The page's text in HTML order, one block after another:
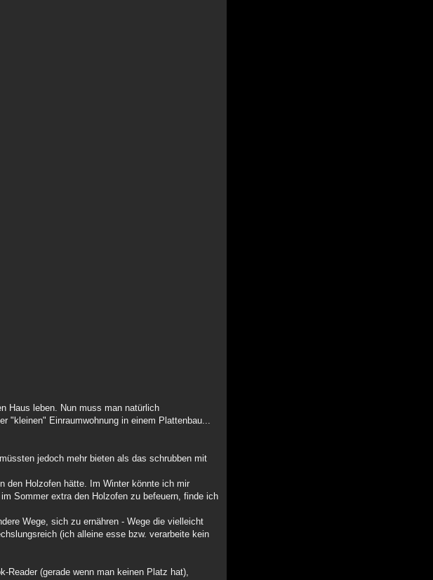
Haus leben. Nun muss man natürlich
Einraumwohnung in einem Plattenbau...
jedoch mehr bieten als das schrubben mit
den Holzofen hätte. Im Winter könnte ich mir
Sommer extra den Holzofen zu befeuern, finde ich
Wege, sich zu ernähren - Wege die vielleicht
(ich alleine esse bzw. verarbeite kein
(gerade wenn man keinen Platz hat),